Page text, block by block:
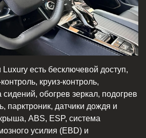
есть бесключевой доступ,
круиз-контроль,
сидений, обогрев зеркал, подогрев
парктроник, датчики дождя и
ABS, ESP, система
усилия (EBD) и